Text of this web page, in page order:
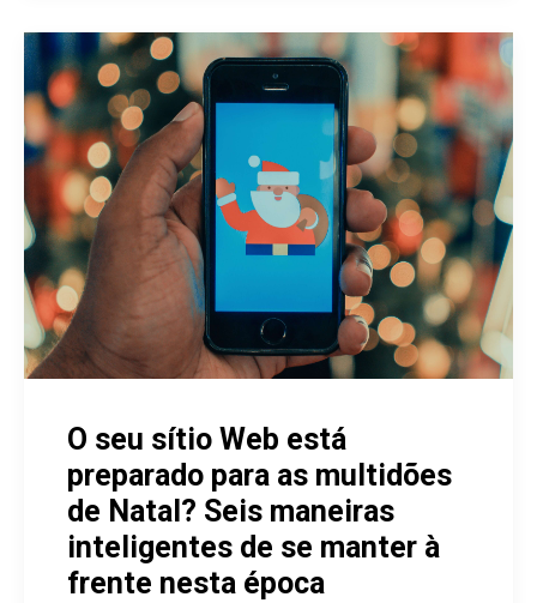
O seu sítio Web está
preparado para as multidões
de Natal? Seis maneiras
inteligentes de se manter à
frente nesta época